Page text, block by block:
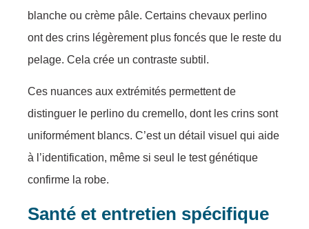
blanche ou crème pâle. Certains chevaux perlino
ont des crins légèrement plus foncés que le reste du
pelage. Cela crée un contraste subtil.
Ces nuances aux extrémités permettent de
distinguer le perlino du cremello, dont les crins sont
uniformément blancs. C’est un détail visuel qui aide
à l’identification, même si seul le test génétique
confirme la robe.
Santé et entretien spécifique